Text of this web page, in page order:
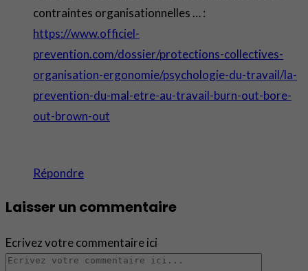
contraintes organisationnelles … :
https://www.officiel-
prevention.com/dossier/protections-collectives-
organisation-ergonomie/psychologie-du-travail/la-
prevention-du-mal-etre-au-travail-burn-out-bore-
out-brown-out
Répondre
Laisser un commentaire
Ecrivez votre commentaire ici